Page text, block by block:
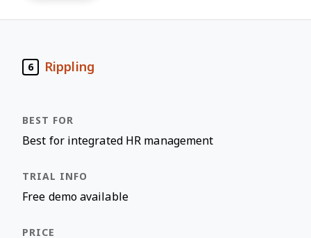
6 Rippling
Best for integrated HR management
Free demo available